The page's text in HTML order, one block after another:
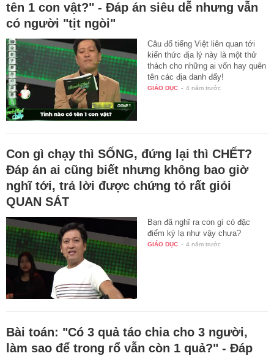
tên 1 con vật?" - Đáp án siêu dễ nhưng vẫn
có người "tịt ngòi"
Câu đố tiếng Việt liên quan tới
kiến thức địa lý này là một thử
thách cho những ai vốn hay quên
tên các địa danh đấy!
GIÁO DỤC - 4 năm trước
Con gì chạy thì SỐNG, đứng lại thì CHẾT?
Đáp án ai cũng biết nhưng không bao giờ
nghĩ tới, trả lời được chứng tỏ rất giỏi
QUAN SÁT
Bạn đã nghĩ ra con gì có đặc
điểm kỳ lạ như vậy chưa?
GIÁO DỤC - 4 năm trước
Bài toán: "Có 3 quả táo chia cho 3 người,
làm sao để trong rổ vẫn còn 1 quả?" - Đáp